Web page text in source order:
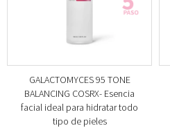
GALACTOMYCES 95 TONE
BALANCING COSRX- Esencia
facial ideal para hidratar todo
tipo de pieles